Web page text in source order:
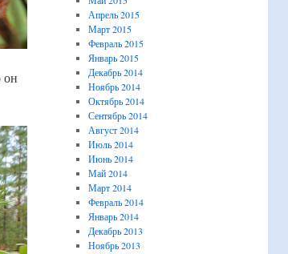
он
Апрель 2015
Март 2015
Февраль 2015
Январь 2015
Декабрь 2014
Ноябрь 2014
Октябрь 2014
Сентябрь 2014
Август 2014
Июль 2014
Июнь 2014
Май 2014
Март 2014
Февраль 2014
Январь 2014
Декабрь 2013
Ноябрь 2013